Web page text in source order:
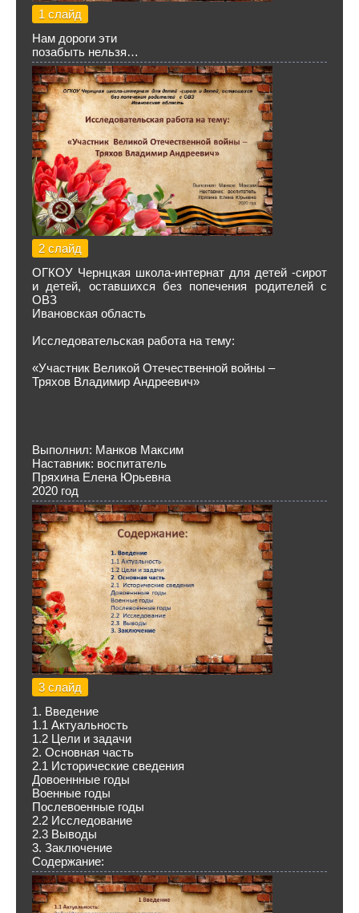
1 слайд
Нам дороги эти
позабыть нельзя…
2 слайд
ОГКОУ Чернцкая школа-интернат для детей -сирот
и детей, оставшихся без попечения родителей с
ОВЗ
Ивановская область
Исследовательская работа на тему:
«Участник Великой Отечественной войны –
Тряхов Владимир Андреевич»
Выполнил: Манков Максим
Наставник: воспитатель
Пряхина Елена Юрьевна
2020 год
3 слайд
1. Введение
1.1 Актуальность
1.2 Цели и задачи
2. Основная часть
2.1 Исторические сведения
Довоеннные годы
Военные годы
Послевоенные годы
2.2 Исследование
2.3 Выводы
3. Заключение
Содержание: